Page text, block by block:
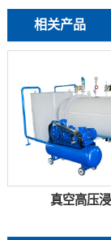
相关产品
真空高压